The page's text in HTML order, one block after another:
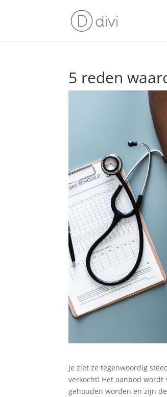
5 reden
Je ziet ze tegenwoordig
verkocht! Het aanbod
gehouden worden en zijn